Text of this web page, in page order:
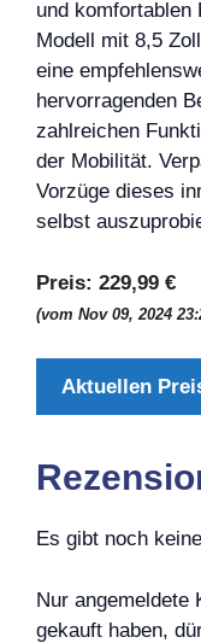
und
Modell mit 8,5
eine
hervorragenden
zahlreichen
der Mobilität.
Vorzüge dieses
selbst
Preis: 229,99 €
(vom Nov 09, 2024
Aktuellen
Es gibt noch
Nur angemeldete
gekauft haben,